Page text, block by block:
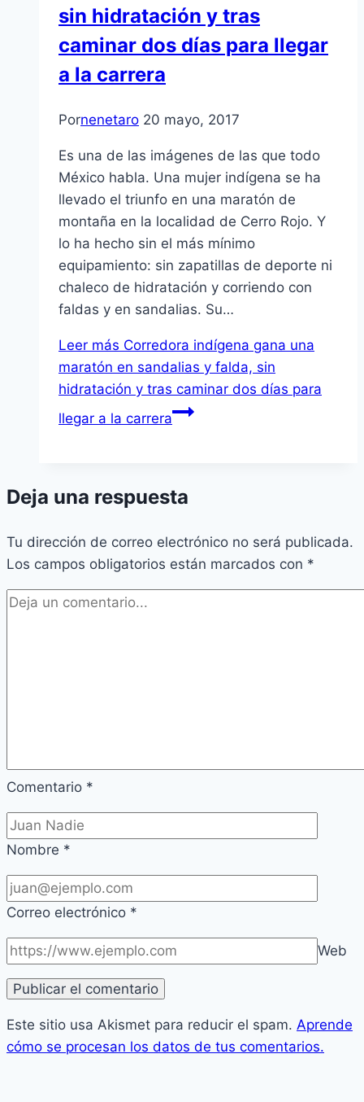
sin hidratación y tras
caminar dos días para llegar
a la carrera
Pornenetaro 20 mayo, 2017
Es una de las imágenes de las que todo
México habla. Una mujer indígena se ha
llevado el triunfo en una maratón de
montaña en la localidad de Cerro Rojo. Y
lo ha hecho sin el más mínimo
equipamiento: sin zapatillas de deporte ni
chaleco de hidratación y corriendo con
faldas y en sandalias. Su…
Leer más Corredora indígena gana una
maratón en sandalias y falda, sin
hidratación y tras caminar dos días para
llegar a la carrera
Deja una respuesta
Tu dirección de correo electrónico no será publicada.
Los campos obligatorios están marcados con *
Comentario *
Nombre *
Correo electrónico *
Web
Este sitio usa Akismet para reducir el spam. Aprende
cómo se procesan los datos de tus comentarios.